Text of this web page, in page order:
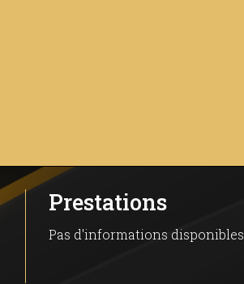
Prestations
Pas d'informations disponibles